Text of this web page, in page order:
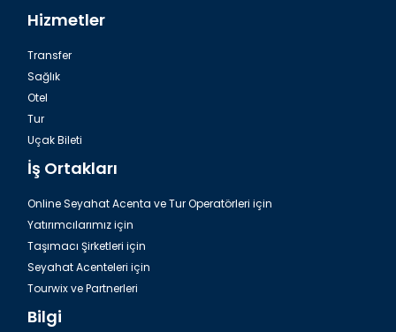
Hizmetler
Transfer
Sağlık
Otel
Tur
Uçak Bileti
İş Ortakları
Online Seyahat Acenta ve Tur Operatörleri için
Yatırımcılarımız için
Taşımacı Şirketleri için
Seyahat Acenteleri için
Tourwix ve Partnerleri
Bilgi